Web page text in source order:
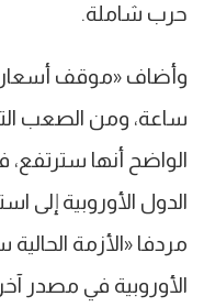
حرب شاملة.
وأضاف «موقف
ساعة، ومن الصعب
الواضح أنها
الدول الأوروبية إلى
مردفا «الأزمة
الأوروبية في مصدر